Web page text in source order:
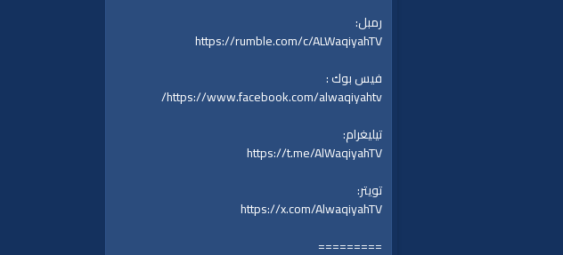
رمبل:
https://rumble.com/c/ALWaqiyahTV
فيس بوك :
https://www.facebook.com/alwaqiyahtv/
تيليغرام:
https://t.me/AlWaqiyahTV
تويتر:
https://x.com/AlwaqiyahTV
=========